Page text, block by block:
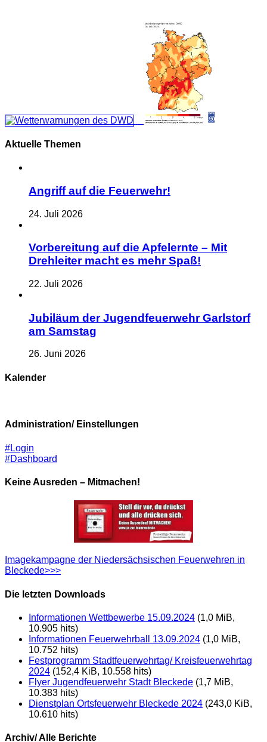
Aktuelle Themen
Angriff auf die Feuerwehr!
24. Juli 2026
Vorbereitung auf die Apfelernte – Mit
Drehleiter macht es mehr Spaß!
22. Juli 2026
Jubiläum der Jugendfeuerwehr Garlstorf
am Samstag
26. Juni 2026
Kalender
Administration/ Einstellungen
#Login
#Dashboard
Keine Ausreden – Mitmachen!
Imagekampagne der Niedersächsischen Feuerwehren in
Bleckede>>>
Die letzten Downloads
Informationen Wettbewerbe 15.09.2024 (1,0 MiB,
10.905 hits)
Informationen Feuerwehrball 13.09.2024 (1,0 MiB,
10.752 hits)
Festprogramm Stadtfeuerwehrtag/ Kreisfeuerwehrtag
2024 (152,4 KiB, 10.558 hits)
Flyer Jugendfeuerwehr Stadt Bleckede (1,7 MiB,
10.383 hits)
Dienstplan Ortsfeuerwehr Bleckede 2024 (243,0 KiB,
10.610 hits)
Archiv/ Alle Berichte